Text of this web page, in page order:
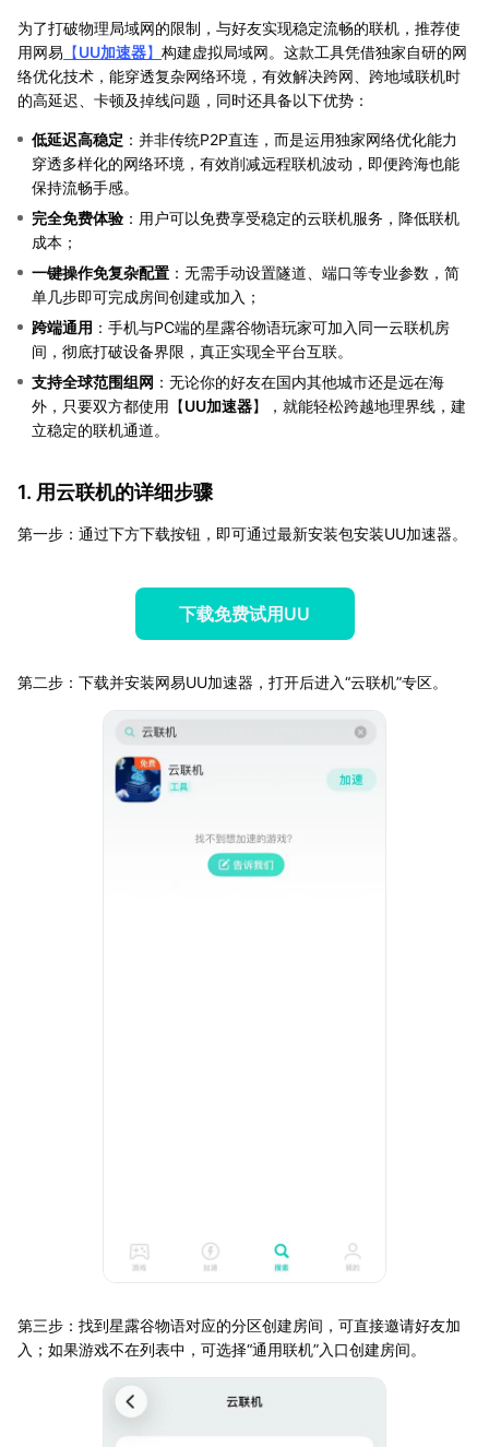
为了打破物理局域网的限制，与好友实现稳定流畅的联机，推荐使
用网易 【UU加速器】 构建虚拟局域网。这款工具凭借独家自研的网
络优化技术，能穿透复杂网络环境，有效解决跨网、跨地域联机时
的高延迟、卡顿及掉线问题，同时还具备以下优势：
低延迟高稳定 ：并非传统P2P直连，而是运用独家网络优化能力
穿透多样化的网络环境，有效削减远程联机波动，即便跨海也能
保持流畅手感。
完全免费体验 ：用户可以免费享受稳定的云联机服务，降低联机
成本；
一键操作免复杂配置 ：无需手动设置隧道、端口等专业参数，简
单几步即可完成房间创建或加入；
跨端通用 ：手机与PC端的星露谷物语玩家可加入同一云联机房
间，彻底打破设备界限，真正实现全平台互联。
支持全球范围组网 ：无论你的好友在国内其他城市还是远在海
外，只要双方都使用【UU加速器】，就能轻松跨越地理界线，建
立稳定的联机通道。
1. 用云联机的详细步骤
第一步：通过下方下载按钮，即可通过最新安装包安装UU加速器。
下载免费试用UU
第二步：下载并安装网易UU加速器，打开后进入“云联机”专区。
第三步：找到星露谷物语对应的分区创建房间，可直接邀请好友加
入；如果游戏不在列表中，可选择“通用联机”入口创建房间。